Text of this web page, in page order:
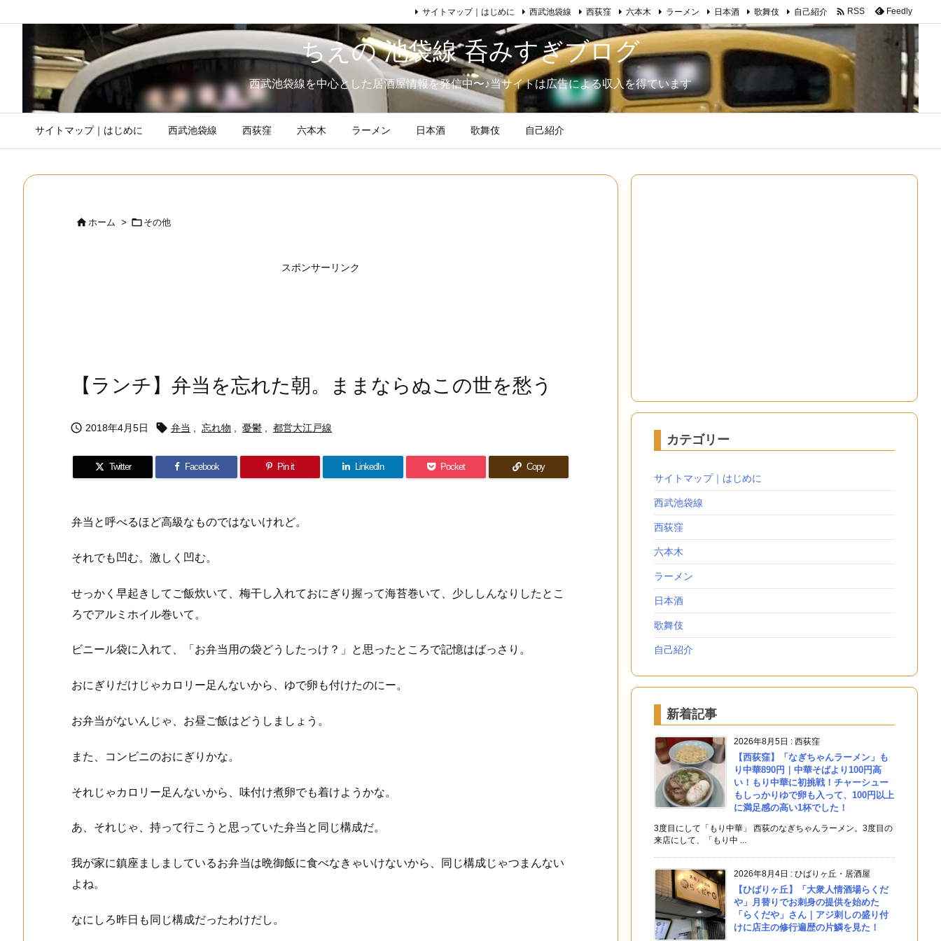
ちえの 池袋線 呑みすぎブログ
西武池袋線を中心とした居酒屋情報を発信中〜♪当サイトは広告による収入を得ています
サイトマップ｜はじめに 西武池袋線 西荻窪 六本木 ラーメン 日本酒 歌舞伎 自己紹介
サイトマップ｜はじめに 西武池袋線 西荻窪 六本木 ラーメン 日本酒 歌舞伎 自己紹介  RSS Feedly
ホーム >  その他
スポンサーリンク
【ランチ】弁当を忘れた朝。ままならぬこの世を愁う
 2018年4月5日  弁当 忘れ物 憂鬱 都営大江戸線
Twitter Facebook Pin it LinkedIn Pocket Copy
弁当と呼べるほど高級なものではないけれど。
それでも凹む。激しく凹む。
せっかく早起きしてご飯炊いて、梅干し入れておにぎり握って海苔巻いて、少ししんなりしたとこ
ろでアルミホイル巻いて。
ビニール袋に入れて、「お弁当用の袋どうしたっけ？」と思ったところで記憶はばっさり。
おにぎりだけじゃカロリー足んないから、ゆで卵も付けたのにー。
お弁当がないんじゃ、お昼ご飯はどうしましょう。
また、コンビニのおにぎりかな。
それじゃカロリー足んないから、味付け煮卵でも着けようかな。
あ、それじゃ、持って行こうと思っていた弁当と同じ構成だ。
我が家に鎮座ましましているお弁当は晩御飯に食べなきゃいけないから、同じ構成じゃつまんない
よね。
なにしろ昨日も同じ構成だったわけだし。
カテゴリー
サイトマップ｜はじめに
西武池袋線
西荻窪
六本木
ラーメン
日本酒
歌舞伎
自己紹介
新着記事
2026年8月5日 : 西荻窪
【西荻窪】「なぎちゃんラーメン」も
り中華890円｜中華そばより100円高
い！もり中華に初挑戦！チャーシュー
もしっかりゆで卵も入って、100円以上
に満足感の高い1杯でした！
3度目にして「もり中華」 西荻のなぎちゃんラーメン。3度目の
来店にして、「もり中 ...
2026年8月4日 : ひばりヶ丘・居酒屋
【ひばりヶ丘】「大衆人情酒場らくだ
や」月替りでお刺身の提供を始めた
「らくだや」さん｜アジ刺しの盛り付
けに店主の修行遍歴の片鱗を見た！